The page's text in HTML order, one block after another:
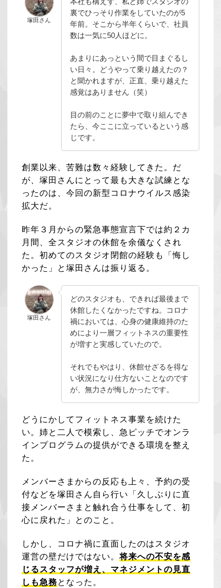
塚田さん
裏でひっそり作業をしていたのが5
年前。そこから半年くらいで、社員
数は一気に50人ほどに。
あまりにあっという間で目まぐるし
い日々。どうやって乗り越えたの？
と聞かれますが、正直、乗り越えた
感覚はありません（笑）
目の前のことに夢中で取り組んでき
たら、今ここに立っているという感
じです。
創業以来、苦難は数々経験してきた。だ
が、塚田さんにとって最も大きな試練とな
ったのは、今回の新型コロナウイルス感染
拡大だ。
昨年３月からの緊急事態宣言下では約２カ
月間、全スタジオの休館を余儀なくされ
た。初めてのスタジオ閉館の経験も「悔し
かった」と塚田さんは振り返る。
塚田さん
どのスタジオも、できれば最後まで
休館したくなかったですね。コロナ
禍においては、心身の健康維持のた
めにより一層フィットネスの重要性
が増すと実感していたので。
それでもやはり、休館せざるを得な
い状況になり仕方ないことなのです
が、無力さが悔しかったです。
どうにかしてフィットネス事業を続けた
い。姉と二人で模索し、急ピッチでオンラ
インプログラムの提供ができる環境を整え
た。
メンバーさまからの反応も上々、予約の受
付などを塚田さん自ら行い「久しぶりに直
接メンバーさまと触れ合う仕事をして、初
心に戻れた」とのこと。
しかし、コロナ禍に直面したのはスタジオ
運営の壁だけではない。将来への不安を感
じるスタッフが増え、マネジメントの見直
しも急務 となった。